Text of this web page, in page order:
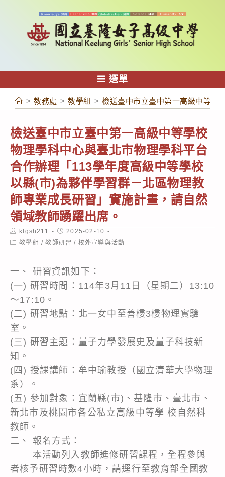
容
選單
> 教務處 > 教學組 > 檢送臺中市立臺中第一高級中等學
檢送臺中市立臺中第一高級中等學校
物理學科中心與臺北市物理學科平台
合作辦理「113學年度高級中等學校
以縣(市)為夥伴學習群－北區物理教
師專業成長研習」實施計畫，請自然
領域教師踴躍出席。
Post
author:
klgsh211
Post
published:
2025-02-10
Post教學組 / 教師研習 / 校外宣導與活動
一、 研習資訊如下：
(一) 研習時間：114年3月11日（星期二）13:10
～17:10。
(二) 研習地點：北一女中至善樓3樓物理實驗
室。
(三) 研習主題：量子力學發展史及量子科技新
知。
(四) 授課講師：牟中瑜教授（國立清華大學物理
系）。
(五) 參加對象：宜蘭縣(市)、基隆市、臺北市、
新北市及桃園市各公私立高級中等學 校自然科
教師。
二、 報名方式：
本活動列入教師進修研習課程，全程參與
者核予研習時數4小時，請逕行至教育部全國教